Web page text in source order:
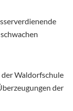
der Waldorfschule
der